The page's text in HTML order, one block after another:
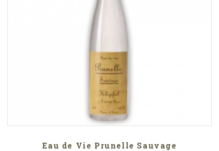
Eau de Vie Prunelle Sauvage